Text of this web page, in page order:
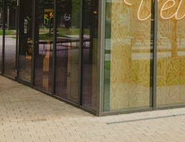
Nová prodejna Velocity Westend posouvá zážitek z
Nová prodejna Velocity Westend posouvá zážitek
Nová prodejna Velocity Westend posouvá zážitek